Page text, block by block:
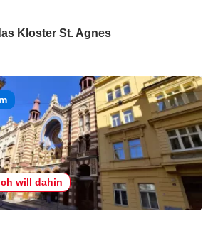
Kloster St. Agnes
will dahin